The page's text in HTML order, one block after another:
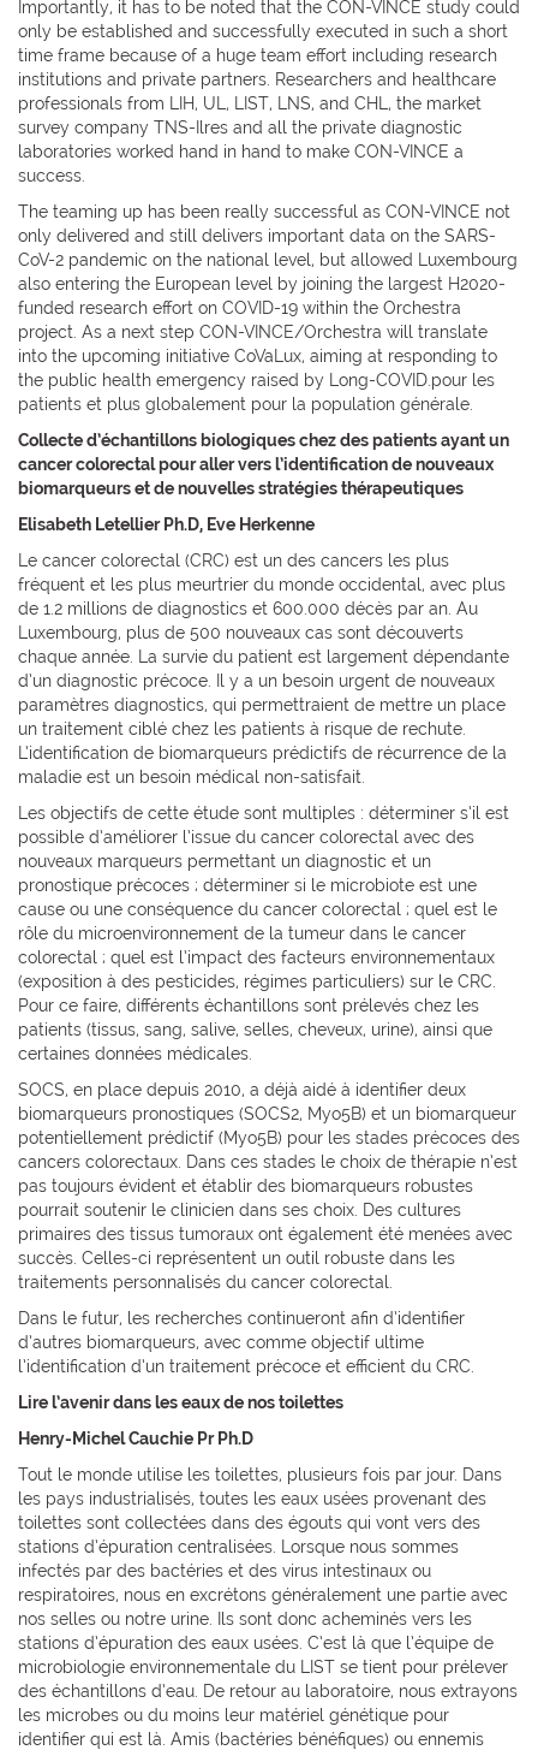
Importantly, it has to be noted that the CON-VINCE study could
only be established and successfully executed in such a short
time frame because of a huge team effort including research
institutions and private partners. Researchers and healthcare
professionals from LIH, UL, LIST, LNS, and CHL, the market
survey company TNS-Ilres and all the private diagnostic
laboratories worked hand in hand to make CON-VINCE a
success.
The teaming up has been really successful as CON-VINCE not
only delivered and still delivers important data on the SARS-
CoV-2 pandemic on the national level, but allowed Luxembourg
also entering the European level by joining the largest H2020-
funded research effort on COVID-19 within the Orchestra
project. As a next step CON-VINCE/Orchestra will translate
into the upcoming initiative CoVaLux, aiming at responding to
the public health emergency raised by Long-COVID.pour les
patients et plus globalement pour la population générale.
Collecte d’échantillons biologiques chez des patients ayant un
cancer colorectal pour aller vers l’identification de nouveaux
biomarqueurs et de nouvelles stratégies thérapeutiques
Elisabeth Letellier Ph.D, Eve Herkenne
Le cancer colorectal (CRC) est un des cancers les plus
fréquent et les plus meurtrier du monde occidental, avec plus
de 1.2 millions de diagnostics et 600.000 décès par an. Au
Luxembourg, plus de 500 nouveaux cas sont découverts
chaque année. La survie du patient est largement dépendante
d’un diagnostic précoce. Il y a un besoin urgent de nouveaux
paramètres diagnostics, qui permettraient de mettre un place
un traitement ciblé chez les patients à risque de rechute.
L’identification de biomarqueurs prédictifs de récurrence de la
maladie est un besoin médical non-satisfait.
Les objectifs de cette étude sont multiples : déterminer s’il est
possible d’améliorer l’issue du cancer colorectal avec des
nouveaux marqueurs permettant un diagnostic et un
pronostique précoces ; déterminer si le microbiote est une
cause ou une conséquence du cancer colorectal ; quel est le
rôle du microenvironnement de la tumeur dans le cancer
colorectal ; quel est l’impact des facteurs environnementaux
(exposition à des pesticides, régimes particuliers) sur le CRC.
Pour ce faire, différents échantillons sont prélevés chez les
patients (tissus, sang, salive, selles, cheveux, urine), ainsi que
certaines données médicales.
SOCS, en place depuis 2010, a déjà aidé à identifier deux
biomarqueurs pronostiques (SOCS2, Myo5B) et un biomarqueur
potentiellement prédictif (Myo5B) pour les stades précoces des
cancers colorectaux. Dans ces stades le choix de thérapie n’est
pas toujours évident et établir des biomarqueurs robustes
pourrait soutenir le clinicien dans ses choix. Des cultures
primaires des tissus tumoraux ont également été menées avec
succès. Celles-ci représentent un outil robuste dans les
traitements personnalisés du cancer colorectal.
Dans le futur, les recherches continueront afin d’identifier
d’autres biomarqueurs, avec comme objectif ultime
l’identification d’un traitement précoce et efficient du CRC.
Lire l’avenir dans les eaux de nos toilettes
Henry-Michel Cauchie Pr Ph.D
Tout le monde utilise les toilettes, plusieurs fois par jour. Dans
les pays industrialisés, toutes les eaux usées provenant des
toilettes sont collectées dans des égouts qui vont vers des
stations d’épuration centralisées. Lorsque nous sommes
infectés par des bactéries et des virus intestinaux ou
respiratoires, nous en excrétons généralement une partie avec
nos selles ou notre urine. Ils sont donc acheminés vers les
stations d’épuration des eaux usées. C’est là que l’équipe de
microbiologie environnementale du LIST se tient pour prélever
des échantillons d’eau. De retour au laboratoire, nous extrayons
les microbes ou du moins leur matériel génétique pour
identifier qui est là. Amis (bactéries bénéfiques) ou ennemis